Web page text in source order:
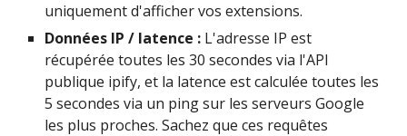
uniquement d'afficher vos extensions.
Données IP / latence : L'adresse IP est
récupérée toutes les 30 secondes via l'API
publique ipify, et la latence est calculée toutes les
5 secondes via un ping sur les serveurs Google
les plus proches. Sachez que ces requêtes